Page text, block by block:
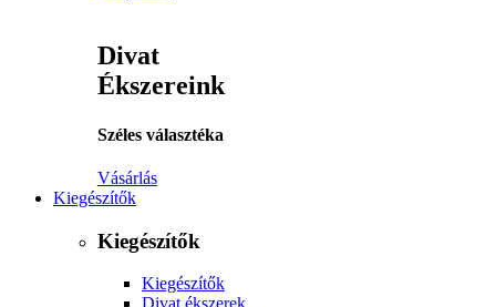
Divat
Ékszereink
Széles választéka
Vásárlás
Kiegészítők
Kiegészítők
Kiegészítők